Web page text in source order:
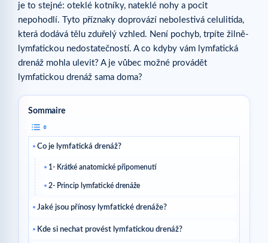
je to stejné: oteklé kotníky, nateklé nohy a pocit
nepohodlí. Tyto příznaky doprovází nebolestivá celulitida,
která dodává tělu zduřelý vzhled. Není pochyb, trpíte žilně-
lymfatickou nedostatečností. A co kdyby vám lymfatická
drenáž mohla ulevit? A je vůbec možné provádět
lymfatickou drenáž sama doma?
Sommaire
Co je lymfatická drenáž?
1- Krátké anatomické připomenutí
2- Princip lymfatické drenáže
Jaké jsou přínosy lymfatické drenáže?
Kde si nechat provést lymfatickou drenáž?